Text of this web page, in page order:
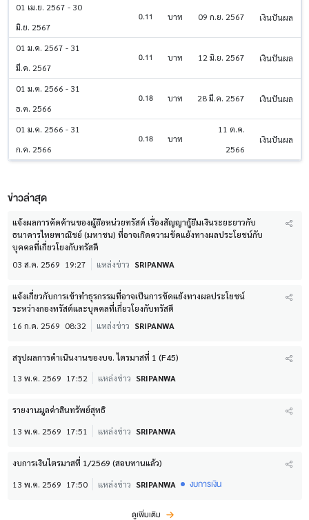
01 เม.ย. 2567 - 30
มิ.ย. 2567
0.11 บาท 09 ก.ย. 2567 เงินปันผล
01 ม.ค. 2567 - 31
มี.ค. 2567
0.11 บาท 12 มิ.ย. 2567 เงินปันผล
01 ม.ค. 2566 - 31
ธ.ค. 2566
0.18 บาท 28 มี.ค. 2567 เงินปันผล
01 ม.ค. 2566 - 31
ก.ค. 2566
0.18 บาท
11 ต.ค.
2566
เงินปันผล
ข่าวล่าสุด
แจ้งผลการคัดค้านของผู้ถือหน่วยทรัสต์ เรื่องสัญญากู้ยืมเงินระยะยาวกับ
ธนาคารไทยพาณิชย์ (มหาชน) ที่อาจเกิดความขัดแย้งทางผลประโยชน์กับ
บุคคลที่เกี่ยวโยงกับทรัสตี
03 ส.ค. 2569 19:27 แหล่งข่าว SRIPANWA
แจ้งเกี่ยวกับการเข้าทำธุรกรรมที่อาจเป็นการขัดแย้งทางผลประโยชน์
ระหว่างกองทรัสต์และบุคคลที่เกี่ยวโยงกับทรัสตี
16 ก.ค. 2569 08:32 แหล่งข่าว SRIPANWA
สรุปผลการดำเนินงานของบจ. ไตรมาสที่ 1 (F45)
13 พ.ค. 2569 17:52 แหล่งข่าว SRIPANWA
รายงานมูลค่าสินทรัพย์สุทธิ
13 พ.ค. 2569 17:51 แหล่งข่าว SRIPANWA
งบการเงินไตรมาสที่ 1/2569 (สอบทานแล้ว)
13 พ.ค. 2569 17:50 แหล่งข่าว SRIPANWA งบการเงิน
ดูเพิ่มเติม